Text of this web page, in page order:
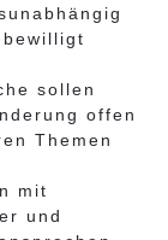
sollen
offen
Themen
mit
und